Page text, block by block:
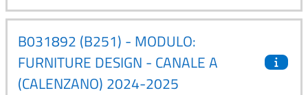
B031892 (B251) - MODULO:
FURNITURE DESIGN - CANALE A
(CALENZANO) 2024-2025